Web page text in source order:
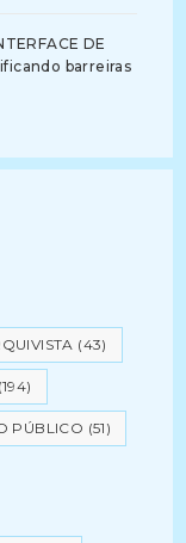
DE
barreiras
(43)
(194)
PÚBLICO (51)